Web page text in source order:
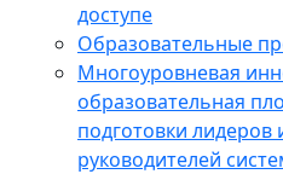
доступе
Образовательные
Многоуровневая
образовательная
подготовки лидеров
руководителей